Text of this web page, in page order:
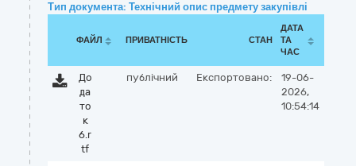
Тип документа: Технічний опис предмету закупівлі
ФАЙЛ ПРИВАТНІСТЬ СТАН
ДАТА
ТА
ЧАС
До
да
то
к
6.r
tf
публічний Експортовано:
19-06-
2026,
10:54:14